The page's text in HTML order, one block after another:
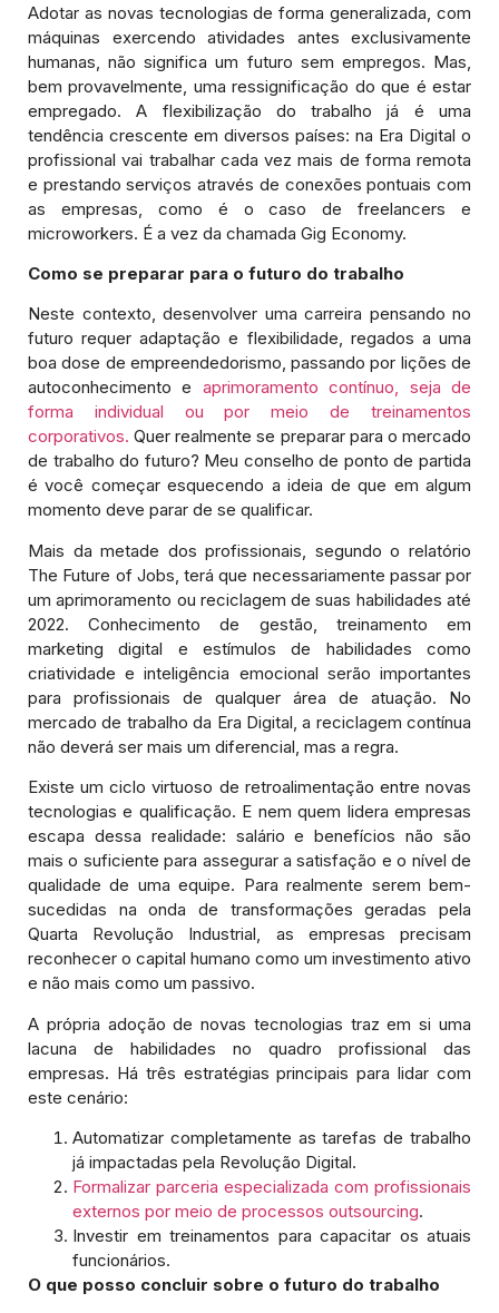
Adotar as novas tecnologias de forma generalizada, com
máquinas exercendo atividades antes exclusivamente
humanas, não significa um futuro sem empregos. Mas,
bem provavelmente, uma ressignificação do que é estar
empregado. A flexibilização do trabalho já é uma
tendência crescente em diversos países: na Era Digital o
profissional vai trabalhar cada vez mais de forma remota
e prestando serviços através de conexões pontuais com
as empresas, como é o caso de freelancers e
microworkers. É a vez da chamada Gig Economy.
Como se preparar para o futuro do trabalho
Neste contexto, desenvolver uma carreira pensando no
futuro requer adaptação e flexibilidade, regados a uma
boa dose de empreendedorismo, passando por lições de
autoconhecimento e aprimoramento contínuo, seja de
forma individual ou por meio de treinamentos
corporativos. Quer realmente se preparar para o mercado
de trabalho do futuro? Meu conselho de ponto de partida
é você começar esquecendo a ideia de que em algum
momento deve parar de se qualificar.
Mais da metade dos profissionais, segundo o relatório
The Future of Jobs, terá que necessariamente passar por
um aprimoramento ou reciclagem de suas habilidades até
2022. Conhecimento de gestão, treinamento em
marketing digital e estímulos de habilidades como
criatividade e inteligência emocional serão importantes
para profissionais de qualquer área de atuação. No
mercado de trabalho da Era Digital, a reciclagem contínua
não deverá ser mais um diferencial, mas a regra.
Existe um ciclo virtuoso de retroalimentação entre novas
tecnologias e qualificação. E nem quem lidera empresas
escapa dessa realidade: salário e benefícios não são
mais o suficiente para assegurar a satisfação e o nível de
qualidade de uma equipe. Para realmente serem bem-
sucedidas na onda de transformações geradas pela
Quarta Revolução Industrial, as empresas precisam
reconhecer o capital humano como um investimento ativo
e não mais como um passivo.
A própria adoção de novas tecnologias traz em si uma
lacuna de habilidades no quadro profissional das
empresas. Há três estratégias principais para lidar com
este cenário:
Automatizar completamente as tarefas de trabalho
já impactadas pela Revolução Digital.
Formalizar parceria especializada com profissionais
externos por meio de processos outsourcing.
Investir em treinamentos para capacitar os atuais
funcionários.
O que posso concluir sobre o futuro do trabalho